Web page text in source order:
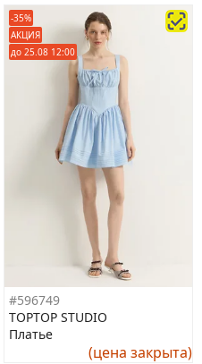
-35%
АКЦИЯ
до 25.08 12:00
#596749
TOPTOP STUDIO
Платье
(цена закрыта)